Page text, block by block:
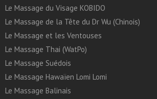
Le Massage du Visage KOBIDO
Le Massage de la Tête du Dr Wu (Chinois)
Le Massage et les Ventouses
Le Massage Thai (WatPo)
Le Massage Suédois
Le Massage Hawaïen Lomi Lomi
Le Massage Balinais